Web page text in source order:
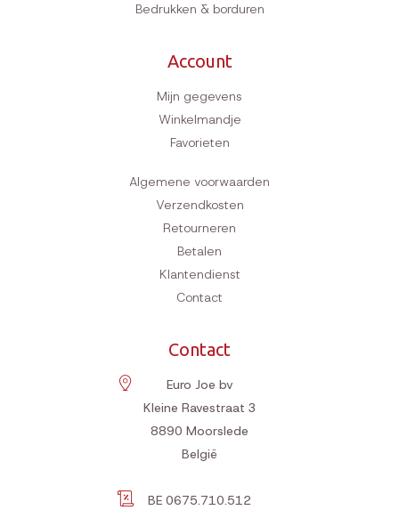
Bedrukken & borduren
Account
Mijn gegevens
Winkelmandje
Favorieten
Algemene voorwaarden
Verzendkosten
Retourneren
Betalen
Klantendienst
Contact
Contact
Euro Joe bv
Kleine Ravestraat 3
8890 Moorslede
België
BE 0675.710.512